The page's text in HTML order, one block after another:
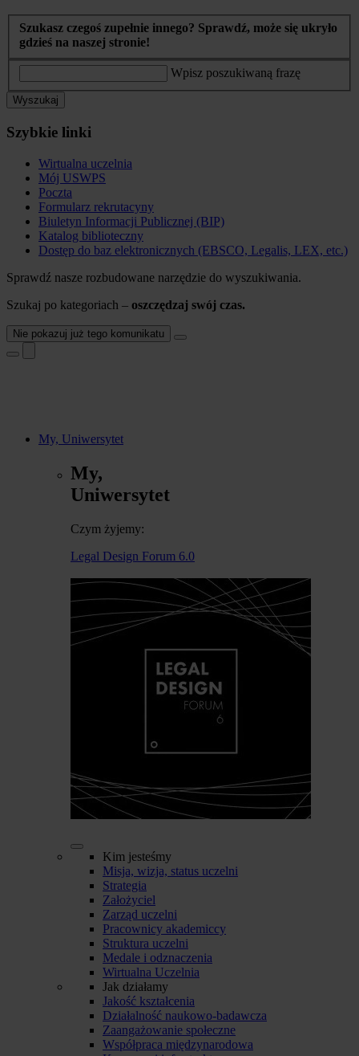
Szukasz czegoś zupełnie innego? Sprawdź, może się ukryło
gdzieś na naszej stronie!
Wpisz poszukiwaną frazę
Wyszukaj
Szybkie linki
Wirtualna uczelnia
Mój USWPS
Poczta
Formularz rekrutacyny
Biuletyn Informacji Publicznej (BIP)
Katalog biblioteczny
Dostęp do baz elektronicznych (EBSCO, Legalis, LEX, etc.)
Sprawdź nasze rozbudowane narzędzie do wyszukiwania.
Szukaj po kategoriach – oszczędzaj swój czas.
Nie pokazuj już tego komunikatu
My, Uniwersytet
My,
Uniwersytet
Czym żyjemy:
Legal Design Forum 6.0
Kim jesteśmy
Misja, wizja, status uczelni
Strategia
Założyciel
Zarząd uczelni
Pracownicy akademiccy
Struktura uczelni
Medale i odznaczenia
Wirtualna Uczelnia
Jak działamy
Jakość kształcenia
Działalność naukowo-badawcza
Zaangażowanie społeczne
Współpraca międzynarodowa